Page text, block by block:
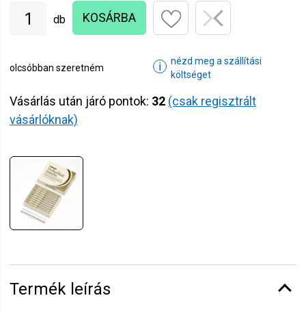
db KOSÁRBA
olcsóbban szeretném ℹ
nézd meg a szállítási
költséget
Vásárlás után járó pontok: 32 (csak regisztrált
vásárlóknak)
Termék leírás